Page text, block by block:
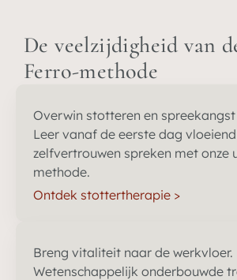
De veelzijdigheid van
Ferro-methode
Overwin stotteren en
Leer vanaf de eerste dag
zelfvertrouwen spreken met onze
methode.
Ontdek stottertherapie >
Breng vitaliteit naar de werkvloer.
Wetenschappelijk onderbouwde